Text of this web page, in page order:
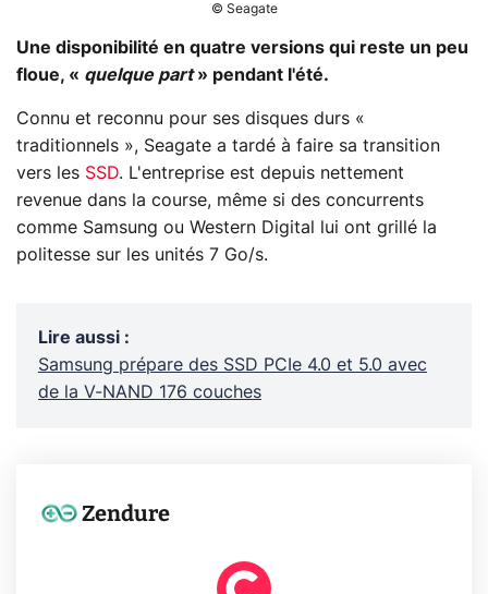
© Seagate
Une disponibilité en quatre versions qui reste un peu
floue, « quelque part» pendant l'été.
Connu et reconnu pour ses disques durs «
traditionnels », Seagate a tardé à faire sa transition
vers les SSD. L'entreprise est depuis nettement
revenue dans la course, même si des concurrents
comme Samsung ou Western Digital lui ont grillé la
politesse sur les unités 7 Go/s.
Lire aussi :
Samsung prépare des SSD PCIe 4.0 et 5.0 avec
de la V-NAND 176 couches
Zendure